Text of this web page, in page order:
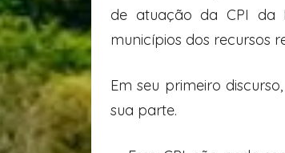
de atuação da CPI da
municípios dos recursos
Em seu primeiro
sua parte.